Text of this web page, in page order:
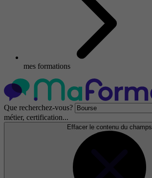
mes formations
Que recherchez-vous?
métier, certification...
Effacer le contenu du champs